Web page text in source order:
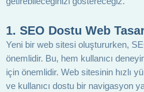
1. SEO Dostu Web
Yeni bir web sitesi oluştururken,
önemlidir. Bu, hem kullanıcı
için önemlidir. Web sitesinin hızlı
ve kullanıcı dostu bir navigasyon